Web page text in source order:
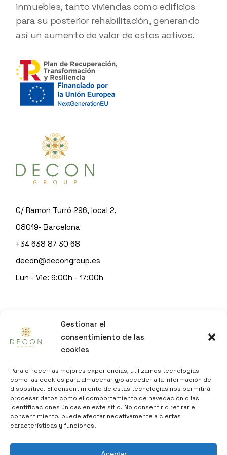
Gestionar el
consentimiento de las
cookies
Para ofrecer las mejores experiencias, utilizamos tecnologías
como las cookies para almacenar y/o acceder a la información del
dispositivo. El consentimiento de estas tecnologías nos permitirá
procesar datos como el comportamiento de navegación o las
identificaciones únicas en este sitio. No consentir o retirar el
consentimiento, puede afectar negativamente a ciertas
características y funciones.
inmuebles, tanto viviendas como edificios
para su posterior rehabilitación, generando
así un aumento de valor de estos activos.
C/ Ramon Turró 296, local 2,
08019- Barcelona
+34 638 87 30 68
decon@decongroup.es
Lun - Vie: 9:00h - 17:00h
bySitgeshosting
INFO
AVISO LEGAL
POLÍTICA DE PRIVACIDAD
POLÍTICA DE COOKIES
DECLARACIÓN DE ACCESIBILIDAD